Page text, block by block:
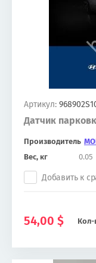
Артикул:
Датчик
Производитель
Вес, кг
0.05
Кол-
Добавить к
54,00 $